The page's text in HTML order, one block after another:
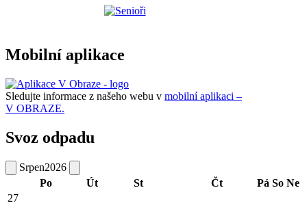
Mobilní aplikace
Sledujte informace z našeho webu v mobilní aplikaci –
V OBRAZE.
Svoz odpadu
Srpen2026
Po
Út St Čt Pá So Ne
27